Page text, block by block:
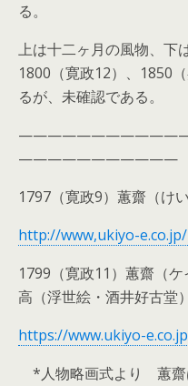
る。
上は十二ヶ月の風物、下
1800（寛政12）、1850
るが、未確認である。
———————————
1797（寛政9）蕙齋（
http://www,ukiyo-
1799（寛政11）蕙齋（
高（浮世絵・酒井好古堂）
https://www.ukiyo-
*人物略画式より 蕙齋